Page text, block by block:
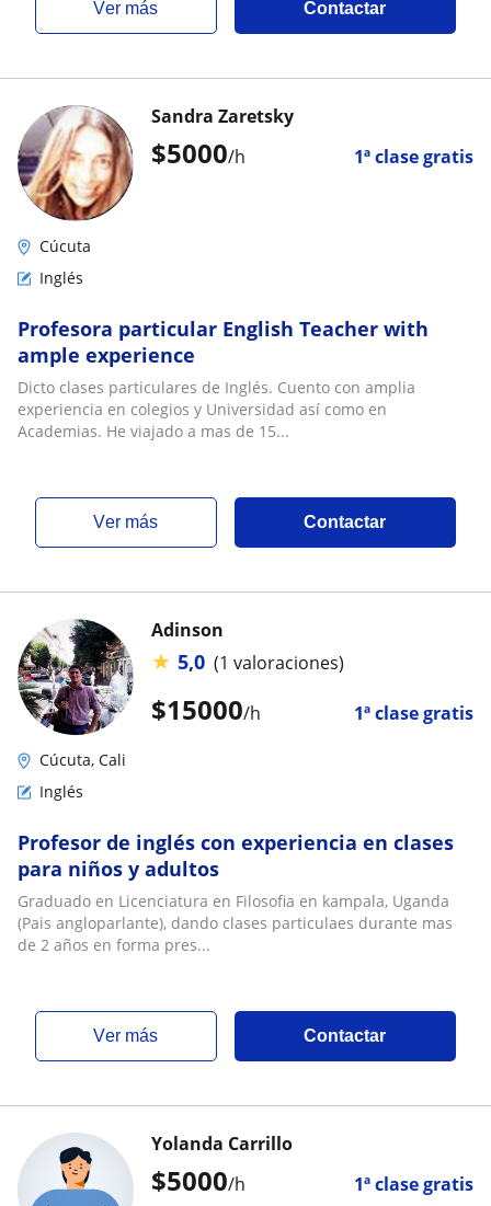
ver más Contactar
$5000/h 1ª clase gratis
Sandra Zaretsky
Cúcuta
Inglés
Profesora particular English Teacher with
ample experience
Dicto clases particulares de Inglés. Cuento con amplia
experiencia en colegios y Universidad así como en
Academias. He viajado a mas de 15...
ver más Contactar
$15000/h 1ª clase gratis
Adinson
★ 5,0 (1 valoraciones)
Cúcuta, Cali
Inglés
Profesor de inglés con experiencia en clases
para niños y adultos
Graduado en Licenciatura en Filosofia en kampala, Uganda
(Pais angloparlante), dando clases particulaes durante mas
de 2 años en forma pres...
ver más Contactar
$5000/h 1ª clase gratis
Yolanda Carrillo